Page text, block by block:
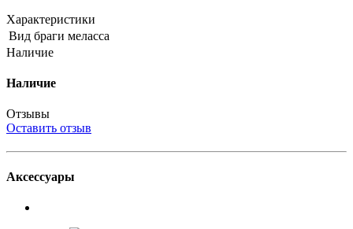
Характеристики
Вид браги меласса
Наличие
Наличие
Отзывы
Оставить отзыв
Аксессуары